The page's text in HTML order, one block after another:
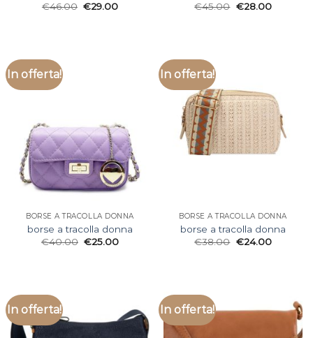
€46.00 €29.00
€45.00 €28.00
In offerta!
BORSE A TRACOLLA DONNA
borse a tracolla donna
€40.00 €25.00
In offerta!
BORSE A TRACOLLA DONNA
borse a tracolla donna
€38.00 €24.00
In offerta! In offerta!